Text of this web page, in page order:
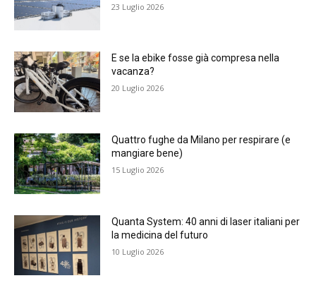
23 Luglio 2026
E se la ebike fosse già compresa nella
vacanza?
20 Luglio 2026
Quattro fughe da Milano per respirare (e
mangiare bene)
15 Luglio 2026
Quanta System: 40 anni di laser italiani per
la medicina del futuro
10 Luglio 2026